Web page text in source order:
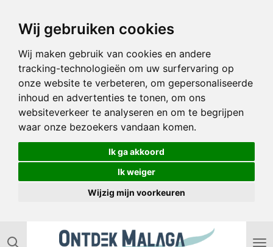
Wij gebruiken cookies
Wij maken gebruik van cookies en andere
tracking-technologieën om uw surfervaring op
onze website te verbeteren, om gepersonaliseerde
inhoud en advertenties te tonen, om ons
websiteverkeer te analyseren en om te begrijpen
waar onze bezoekers vandaan komen.
Ik ga akkoord
Ik weiger
Wijzig mijn voorkeuren
direct
hoofdinhoud